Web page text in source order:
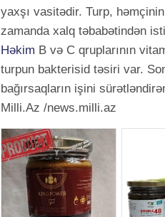
yaxşı vasitədir. Turp,
zamanda xalq təbabətindən
Həkim B və C qruplarının
turpun bakterisid təsiri var.
bağırsaqların işini
Milli.Az /news.milli.az